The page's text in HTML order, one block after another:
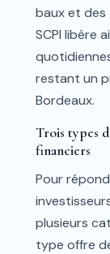
baux et des
SCPI libère
restant un
Bordeaux.
Trois types
financiers
Pour
plusieurs
type offre